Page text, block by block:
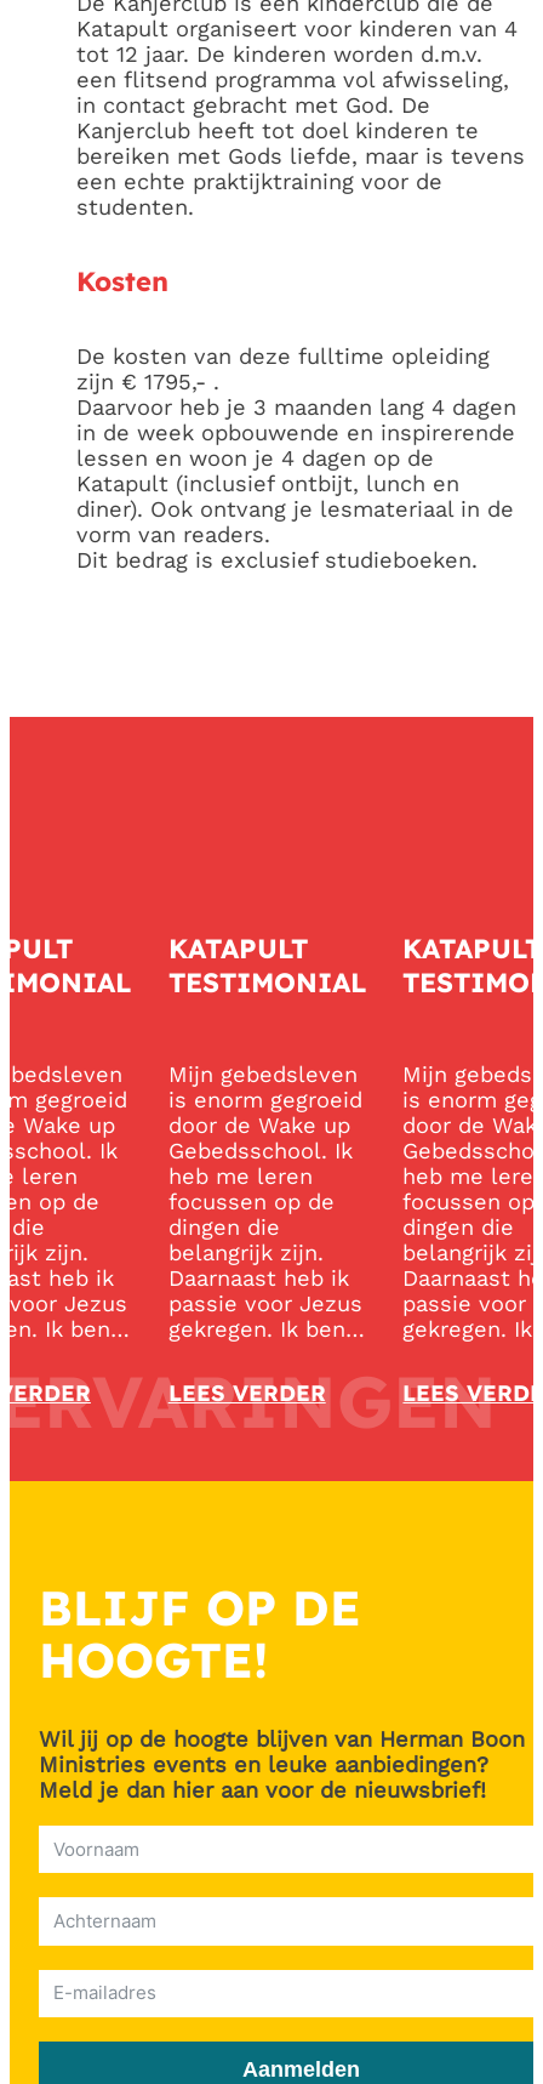
Katapult organiseert voor kinderen van 4
tot 12 jaar. De kinderen worden d.m.v.
een flitsend programma vol afwisseling,
in contact gebracht met God. De
Kanjerclub heeft tot doel kinderen te
bereiken met Gods liefde, maar is tevens
een echte praktijktraining voor de
studenten.
Kosten
De kosten van deze fulltime opleiding
zijn € 1795,- .
Daarvoor heb je 3 maanden lang 4 dagen
in de week opbouwende en inspirerende
lessen en woon je 4 dagen op de
Katapult (inclusief ontbijt, lunch en
diner). Ook ontvang je lesmateriaal in de
vorm van readers.
Dit bedrag is exclusief studieboeken.
gegroeid
Wake up
Ik
leren
op de
zijn.
heb ik
Jezus
Ik ben…
KATAPULT
TESTIMONIAL
Mijn gebedsleven
is enorm gegroeid
door de Wake up
Gebedsschool. Ik
heb me leren
focussen op de
dingen die
belangrijk zijn.
Daarnaast heb ik
passie voor Jezus
gekregen. Ik ben…
LEES VERDER
KATAPULT
Mijn
is enorm
door de
heb me leren
focussen op
dingen die
belangrijk
Daarnaast
passie voor
gekregen. Ik
LEES
BLIJF OP DE
HOOGTE!
Wil jij op de hoogte blijven van Herman Boon
Ministries events en leuke aanbiedingen?
Meld je dan hier aan voor de nieuwsbrief!
Aanmelden